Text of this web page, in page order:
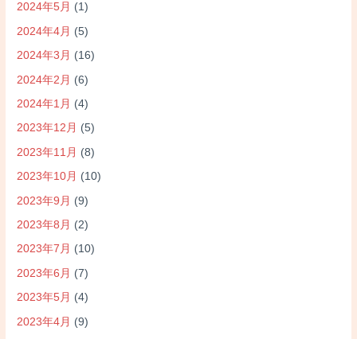
2024年5月 (1)
2024年4月 (5)
2024年3月 (16)
2024年2月 (6)
2024年1月 (4)
2023年12月 (5)
2023年11月 (8)
2023年10月 (10)
2023年9月 (9)
2023年8月 (2)
2023年7月 (10)
2023年6月 (7)
2023年5月 (4)
2023年4月 (9)